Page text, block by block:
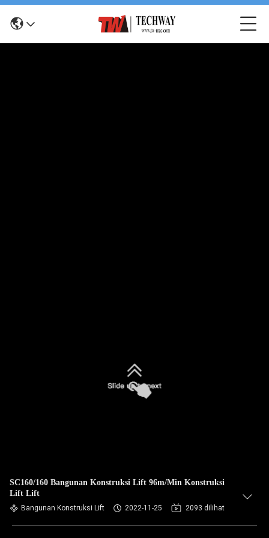
SC160/160 Bangunan Konstruksi Lift 96m/Min Konstruksi
Lift Lift
Bangunan Konstruksi Lift 2022-11-25 2093 dilihat